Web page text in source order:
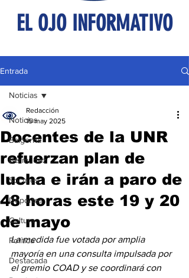
EL OJO INFORMATIVO
Entrada
Noticias
Baigorria
Bermúdez
Sociales
Deportes
Cultura
Política
Destacada
Noticias
Docentes de la UNR
refuerzan plan de
lucha e irán a paro de
48 horas este 19 y 20
de mayo
Redacción
15 may 2025
La medida fue votada por amplia
mayoría en una consulta impulsada por
el gremio COAD y se coordinará con